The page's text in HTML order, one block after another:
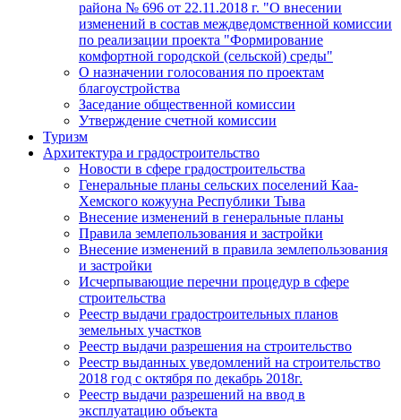
района № 696 от 22.11.2018 г. "О внесении
изменений в состав междведомственной комиссии
по реализации проекта "Формирование
комфортной городской (сельской) среды"
О назначении голосования по проектам
благоустройства
Заседание общественной комиссии
Утверждение счетной комиссии
Туризм
Архитектура и градостроительство
Новости в сфере градостроительства
Генеральные планы сельских поселений Каа-
Хемского кожууна Республики Тыва
Внесение изменений в генеральные планы
Правила землепользования и застройки
Внесение изменений в правила землепользования
и застройки
Исчерпывающие перечни процедур в сфере
строительства
Реестр выдачи градостроительных планов
земельных участков
Реестр выдачи разрешения на строительство
Реестр выданных уведомлений на строительство
2018 год с октября по декабрь 2018г.
Реестр выдачи разрешений на ввод в
эксплуатацию объекта